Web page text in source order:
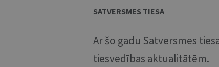
SATVERSMES TIESA
Ar šo gadu Satversmes
tiesvedības aktualitātēm.